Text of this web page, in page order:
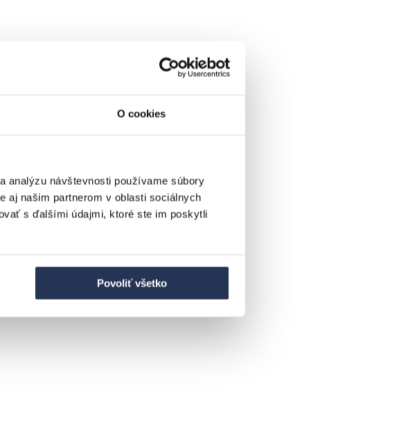
O cookies
analýzu návštevnosti používame súbory
aj našim partnerom v oblasti sociálnych
s ďalšími údajmi, ktoré ste im poskytli
Povoliť všetko